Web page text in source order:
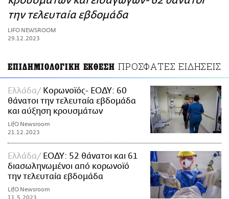
ΑΜΠΑ
PRINT
την τελευταία εβδομάδα
LIFO NEWSROOM
29.12.2023
ΕΠΙΔΗΜΙΟΛΟΓΙΚΗ ΕΚΘΕΣΗ ΠΡΟΣΦΑΤΕΣ ΕΙΔΗΣΕΙΣ
Ελλάδα
Κορωνοϊός- ΕΟΔΥ: 60
θάνατοι την τελευταία εβδομάδα
και αύξηση κρουσμάτων
LifO Newsroom
21.12.2023
Ελλάδα
ΕΟΔΥ: 52 θάνατοι και 61
διασωληνωμένοι από κορωνοϊό
την τελευταία εβδομάδα
LifO Newsroom